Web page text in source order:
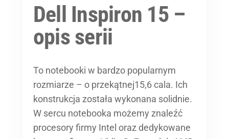
Dell Inspiron 15 –
opis serii
To notebooki w bardzo popularnym
rozmiarze – o przekątnej15,6 cala. Ich
konstrukcja została wykonana solidnie.
W sercu notebooka możemy znaleźć
procesory firmy Intel oraz dedykowane